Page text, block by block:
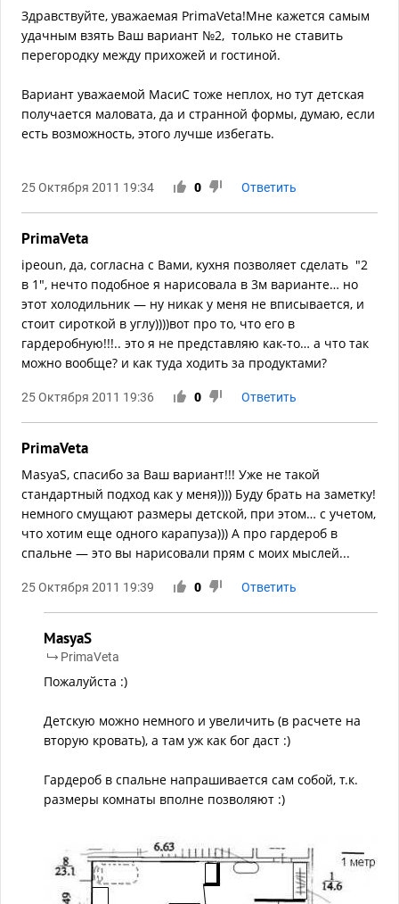
Здравствуйте, уважаемая PrimaVeta!Мне кажется самым
удачным взять Ваш вариант №2, только не ставить
перегородку между прихожей и гостиной.
Вариант уважаемой МасиС тоже неплох, но тут детская
получается маловата, да и странной формы, думаю, если
есть возможность, этого лучше избегать.
25 Октября 2011 19:34 0 Ответить
PrimaVeta
ipeoun, да, согласна с Вами, кухня позволяет сделать "2
в 1", нечто подобное я нарисовала в 3м варианте… но
этот холодильник — ну никак у меня не вписывается, и
стоит сироткой в углу))))вот про то, что его в
гардеробную!!!.. это я не представляю как-то… а что так
можно вообще? и как туда ходить за продуктами?
25 Октября 2011 19:36 0 Ответить
PrimaVeta
MasyaS, спасибо за Ваш вариант!!! Уже не такой
стандартный подход как у меня)))) Буду брать на заметку!
немного смущают размеры детской, при этом… с учетом,
что хотим еще одного карапуза))) А про гардероб в
спальне — это вы нарисовали прям с моих мыслей...
25 Октября 2011 19:39 0 Ответить
MasyaS
PrimaVeta
Пожалуйста :)
Детскую можно немного и увеличить (в расчете на
вторую кровать), а там уж как бог даст :)
Гардероб в спальне напрашивается сам собой, т.к.
размеры комнаты вполне позволяют :)